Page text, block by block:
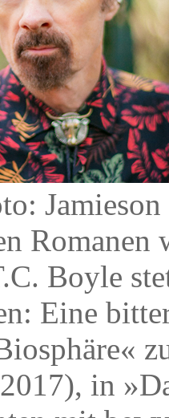
Romanen
Boyle
Eine
in